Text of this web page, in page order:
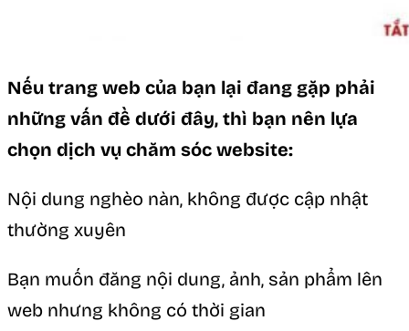
Nếu trang web của bạn lại đang gặp phải
những vấn đề dưới đây, thì bạn nên lựa
chọn dịch vụ chăm sóc website:
Nội dung nghèo nàn, không được cập nhật
thường xuyên
Bạn muốn đăng nội dung, ảnh, sản phẩm lên
web nhưng không có thời gian